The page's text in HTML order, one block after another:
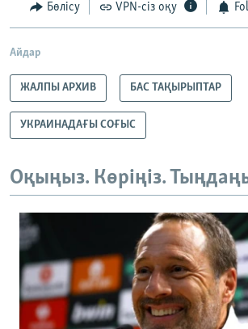
Бөлісу VPN-сіз оқу
Айдар
ЖАЛПЫ АРХИВ БАС ТАҚЫРЫПТАР
УКРАИНАДАҒЫ СОҒЫС
Оқыңыз. Көріңіз.